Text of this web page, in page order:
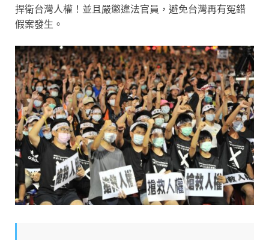
捍衛台灣人權！並且嚴懲違法官員，避免台灣再有冤錯
假案發生。